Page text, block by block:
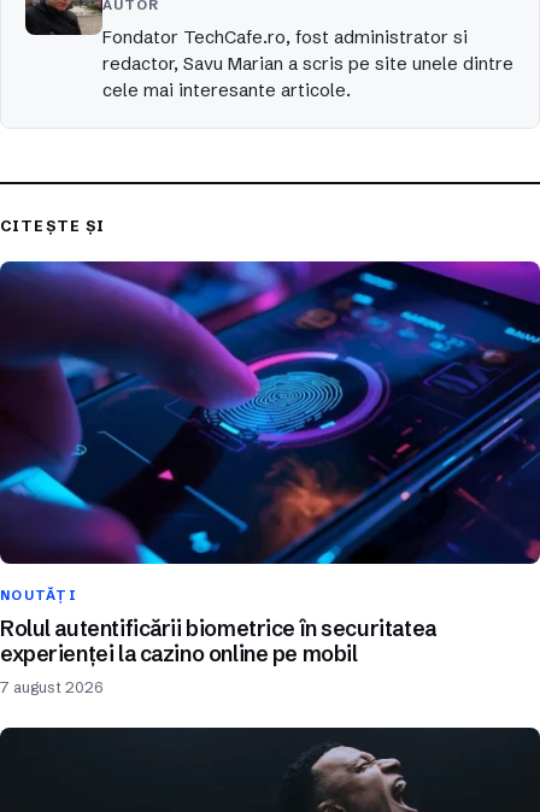
AUTOR
Fondator TechCafe.ro, fost administrator si
redactor, Savu Marian a scris pe site unele dintre
cele mai interesante articole.
CITEȘTE ȘI
NOUTĂȚI
Rolul autentificării biometrice în securitatea
experienței la cazino online pe mobil
7 august 2026